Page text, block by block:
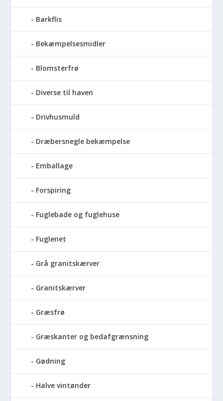
Barkflis
Bekæmpelsesmidler
Blomsterfrø
Diverse til haven
Drivhusmuld
Dræbersnegle bekæmpelse
Emballage
Forspiring
Fuglebade og fuglehuse
Fuglenet
Grå granitskærver
Granitskærver
Græsfrø
Græskanter og bedafgrænsning
Gødning
Halve vintønder